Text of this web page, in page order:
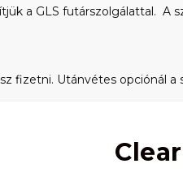
a GLS futárszolgálattal. A
fizetni. Utánvétes opciónál